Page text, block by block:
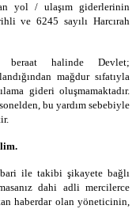
yol / ulaşım giderlerinin
ve 6245 sayılı Harcırah
beraat halinde Devlet;
mağdur sıfatıyla
gideri oluşmamaktadır.
bu yardım sebebiyle
ile takibi şikayete bağlı
dahi adli mercilerce
haberdar olan yöneticinin,